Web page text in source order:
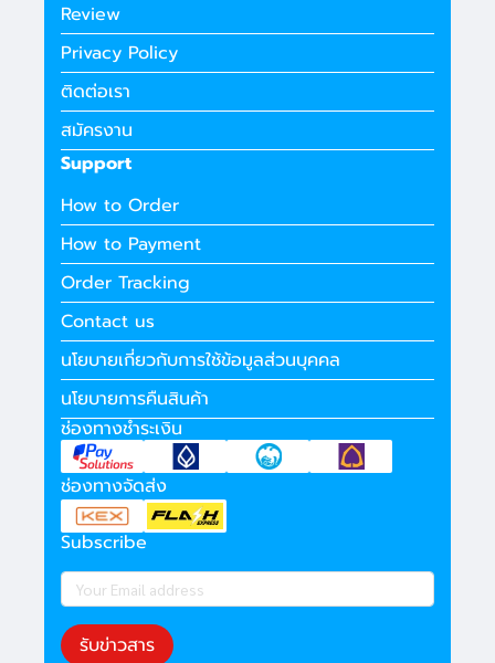
Review
Privacy Policy
ติดต่อเรา
สมัครงาน
Support
How to Order
How to Payment
Order Tracking
Contact us
นโยบายเกี่ยวกับการใช้ข้อมูลส่วนบุคคล
นโยบายการคืนสินค้า
ช่องทางชำระเงิน
ช่องทางจัดส่ง
Subscribe
รับข่าวสาร